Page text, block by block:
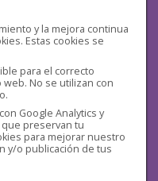
y la mejora continua
Estas cookies se
para el correcto
No se utilizan con
Google Analytics y
preservan tu
para mejorar nuestro
y/o publicación de tus